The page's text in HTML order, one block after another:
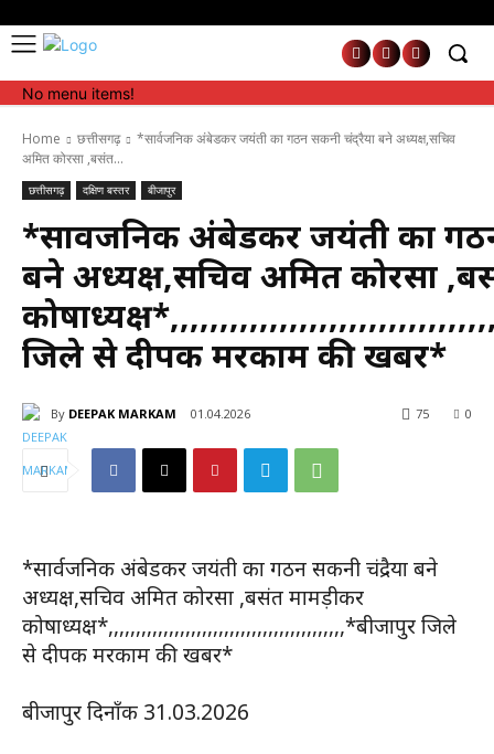
No menu items!
Home छत्तीसगढ़
*सार्वजनिक अंबेडकर जयंती का गठन सकनी चंद्रैया बने अध्यक्ष,सचिव
अमित कोरसा ,बसंत...
छत्तीसगढ़ दक्षिण बस्तर बीजापुर
*सार्वजनिक अंबेडकर जयंती का
बने अध्यक्ष,सचिव अमित कोरसा
जिले से दीपक मरकाम की खबर*
By DEEPAK MARKAM 01.04.2026 0
75
*सार्वजनिक अंबेडकर जयंती का गठन सकनी चंद्रैया बने
अध्यक्ष,सचिव अमित कोरसा ,बसंत मामड़ीकर
कोषाध्यक्ष*,,,,,,,,,,,,,,,,,,,,,,,,,,,,,,,,,,,,,,,,,,,*बीजापुर जिले
से दीपक मरकाम की खबर*
बीजापुर दिनाँक 31.03.2026